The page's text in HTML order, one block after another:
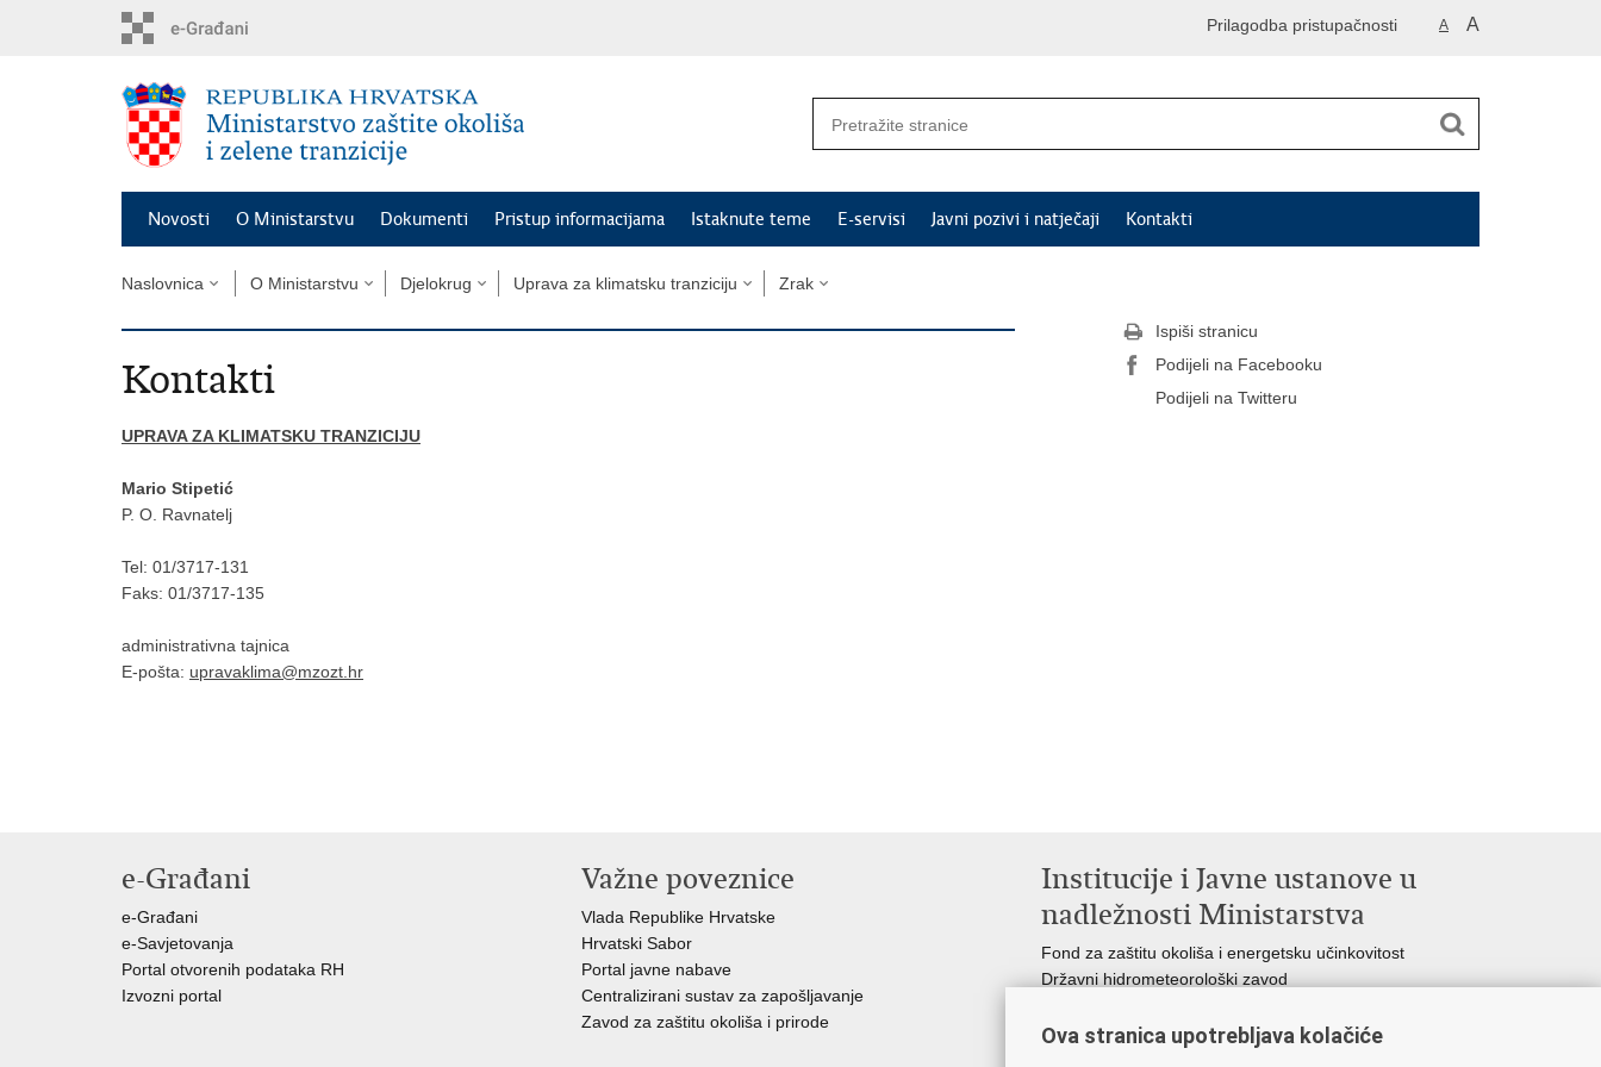
A A
Prilagodba pristupačnosti
Novosti O Ministarstvu Dokumenti Pristup informacijama Istaknute teme E-servisi Javni pozivi i natječaji Kontakti
Naslovnica O Ministarstvu Djelokrug Uprava za klimatsku tranziciju Zrak
Kontakti
UPRAVA ZA KLIMATSKU TRANZICIJU
Mario Stipetić
P. O. Ravnatelj
Tel: 01/3717-131
Faks: 01/3717-135
administrativna tajnica
E-pošta: upravaklima@mzozt.hr
Ispiši stranicu
Podijeli na Facebooku
Podijeli na Twitteru
e-Građani
e-Građani
e-Savjetovanja
Portal otvorenih podataka RH
Izvozni portal
Važne poveznice
Vlada Republike Hrvatske
Hrvatski Sabor
Portal javne nabave
Centralizirani sustav za zapošljavanje
Zavod za zaštitu okoliša i prirode
Institucije i Javne ustanove u
nadležnosti Ministarstva
Fond za zaštitu okoliša i energetsku učinkovitost
Državni hidrometeorološki zavod
Parkovi Hrvatske
Ova stranica upotrebljava kolačiće